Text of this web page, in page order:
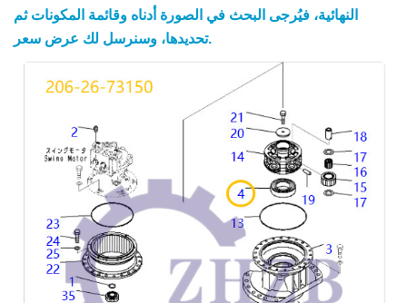
النهائية، فيُرجى البحث في الصورة أدناه وقائمة المكونات ثم
تحديدها، وسنرسل لك عرض سعر.